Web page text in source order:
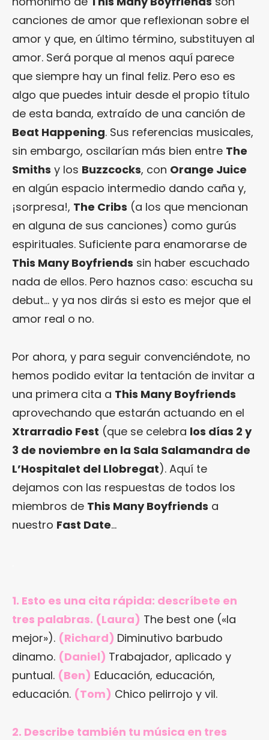
canciones de amor que reflexionan sobre el
amor y que, en último término, substituyen al
amor. Será porque al menos aquí parece
que siempre hay un final feliz. Pero eso es
algo que puedes intuir desde el propio título
de esta banda, extraído de una canción de
Beat Happening. Sus referencias musicales,
sin embargo, oscilarían más bien entre The
Smiths y los Buzzcocks, con Orange Juice
en algún espacio intermedio dando caña y,
¡sorpresa!, The Cribs (a los que mencionan
en alguna de sus canciones) como gurús
espirituales. Suficiente para enamorarse de
This Many Boyfriends sin haber escuchado
nada de ellos. Pero haznos caso: escucha su
debut… y ya nos dirás si esto es mejor que el
amor real o no.
Por ahora, y para seguir convenciéndote, no
hemos podido evitar la tentación de invitar a
una primera cita a This Many Boyfriends
aprovechando que estarán actuando en el
Xtrarradio Fest (que se celebra los días 2 y
3 de noviembre en la Sala Salamandra de
L’Hospitalet del Llobregat). Aquí te
dejamos con las respuestas de todos los
miembros de This Many Boyfriends a
nuestro Fast Date…
1. Esto es una cita rápida: descríbete en
tres palabras. (Laura) The best one («la
mejor»). (Richard) Diminutivo barbudo
dinamo. (Daniel) Trabajador, aplicado y
puntual. (Ben) Educación, educación,
educación. (Tom) Chico pelirrojo y vil.
2. Describe también tu música en tres